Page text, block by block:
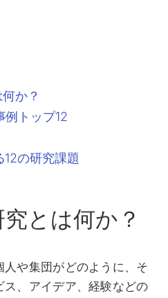
か？
例トップ12
の研究課題
とは何か？
や集団がどのように、そ
ス、アイデア、経験などの